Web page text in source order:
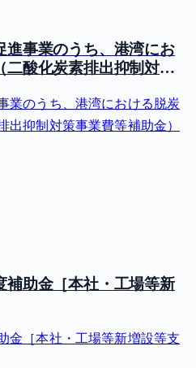
進事業のうち、港湾にお
二酸化炭素排出抑制対策
業のうち、港湾における脱炭
出抑制対策事業費等補助金）
補助金［本社・工場等新
金［本社・工場等新増設等支